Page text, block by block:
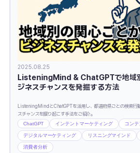
2025.08.25
ListeningMind & ChatGPTで地域
ジネスチャンスを発掘する方法
ListeningMindとChatGPTを活用し、都道府県ごとの検索行
スチャンスを掘り起こす手法をご紹介。
ChatGPT インテントマーケティング コン
デジタルマーケティング リスニングマインド
消費者分析